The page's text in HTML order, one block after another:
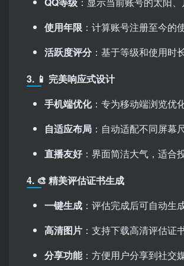
使用年限 ：计算账号注册至今的
活跃度评分：基于等级和使用时
3. 📱 完美响应式设计
手机端优化：专为移动端浏览优
自适应布局 ：自动适配不同屏幕
直播友好：界面简洁大气，适合
4. 🎨 精美评估证书生成
一键生成 ：评估完成后可自动生
高清图片 ：支持下载高清评估证
分享功能：方便用户分享到社交